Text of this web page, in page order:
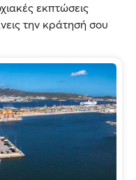
εκπτώσεις
την κράτησή σου